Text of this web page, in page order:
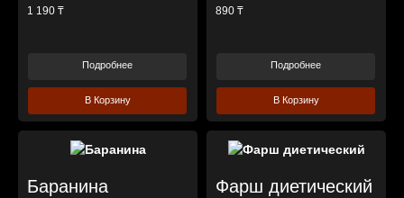
1 190 ₸
Подробнее
В Корзину
890 ₸
Подробнее
В Корзину
Баранина Фарш диетический